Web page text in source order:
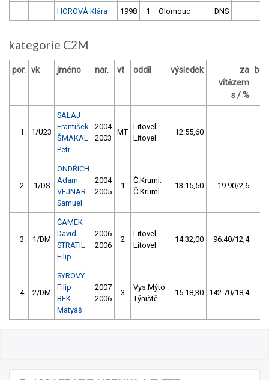
HOROVÁ Klára 1998 1 Olomouc DNS
kategorie C2M
por. vk jméno nar. vt oddíl výsledek
za
vítězem
s / %
1. 1/U23
SALAJ
František
ŠMAKAL
Petr
2004
2003
MT
Litovel
Litovel
12:55,60
2. 1/DS
ONDŘICH
Adam
VEJNAR
Samuel
2004
2005
1
Č.Kruml.
Č.Kruml.
13:15,50 19.90/2,6
3. 1/DM
ČAMEK
David
STRATIL
Filip
2006
2006
2
Litovel
Litovel
14:32,00 96.40/12,4
4. 2/DM
SYROVÝ
Filip
BEK
Matyáš
2007
2006
3
Vys.Mýto
Týniště
15:18,30 142.70/18,4